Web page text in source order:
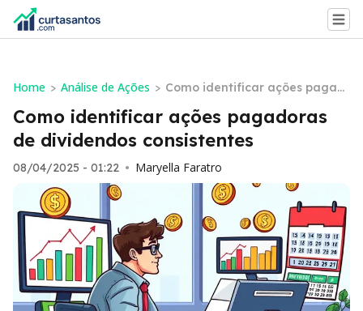
Home > Análise de Ações > Como identificar ações pagad
oras de dividendos consistente
s
Como identificar ações pagadoras
de dividendos consistentes
08/04/2025 - 01:22 • Maryella Faratro